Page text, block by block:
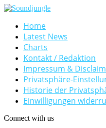
Home
Latest News
Charts
Kontakt / Redaktion
Impressum &
Privatsphäre-
Historie der
Einwilligungen
Connect with us